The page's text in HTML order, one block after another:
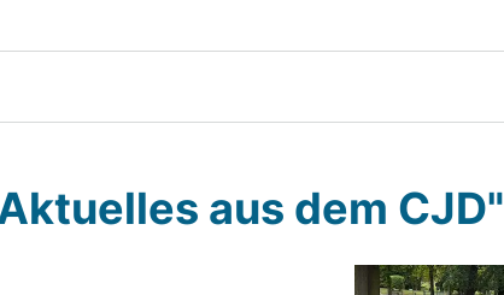
aus dem CJD"